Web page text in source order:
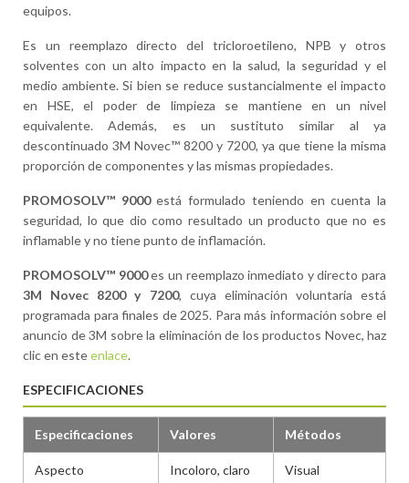
equipos.
Es un reemplazo directo del tricloroetileno, NPB y otros
solventes con un alto impacto en la salud, la seguridad y el
medio ambiente. Si bien se reduce sustancialmente el impacto
en HSE, el poder de limpieza se mantiene en un nivel
equivalente. Además, es un sustituto similar al ya
descontinuado 3M Novec™ 8200 y 7200, ya que tiene la misma
proporción de componentes y las mismas propiedades.
PROMOSOLV™ 9000está formulado teniendo en cuenta la
seguridad, lo que dio como resultado un producto que no es
inflamable y no tiene punto de inflamación.
PROMOSOLV™ 9000es un reemplazo inmediato y directo para
3M Novec 8200 y 7200, cuya eliminación voluntaria está
programada para finales de 2025. Para más información sobre el
anuncio de 3M sobre la eliminación de los productos Novec, haz
clic en esteenlace.
ESPECIFICACIONES
Especificaciones Valores Métodos
Aspecto Incoloro, claro Visual